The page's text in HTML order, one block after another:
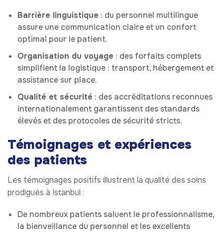
Barrière linguistique : du personnel multilingue
assure une communication claire et un confort
optimal pour le patient.
Organisation du voyage : des forfaits complets
simplifient la logistique : transport, hébergement et
assistance sur place.
Qualité et sécurité : des accréditations reconnues
internationalement garantissent des standards
élevés et des protocoles de sécurité stricts.
Témoignages et expériences
des patients
Les témoignages positifs illustrent la qualité des soins
prodigués à Istanbul :
De nombreux patients saluent le professionnalisme,
la bienveillance du personnel et les excellents